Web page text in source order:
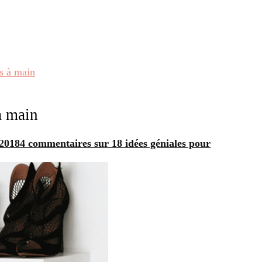
à main
main
4 commentaires sur 18 idées géniales pour